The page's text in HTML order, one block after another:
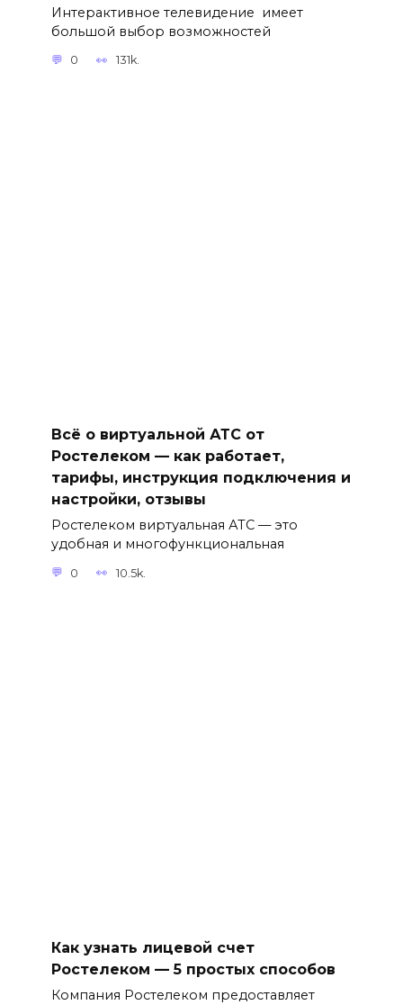
Интерактивное телевидение имеет
большой выбор возможностей
0 131k.
Всё о виртуальной АТС от
Ростелеком — как работает,
тарифы, инструкция подключения и
настройки, отзывы
Ростелеком виртуальная АТС — это
удобная и многофункциональная
0 10.5k.
Как узнать лицевой счет
Ростелеком — 5 простых способов
Компания Ростелеком предоставляет